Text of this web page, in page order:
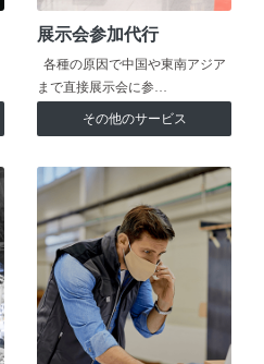
展示会参加代行
各種の原因で中国や東南アジア
まで直接展示会に参…
その他のサービス